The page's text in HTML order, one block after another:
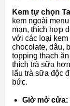
Kem tự chọn
kem ngoài
mạn, thích hợp
với các loại
chocolate, dâu,
topping thạch
thích trà sữa
lẩu trà sữa độc
bức.
Giờ mở cửa: